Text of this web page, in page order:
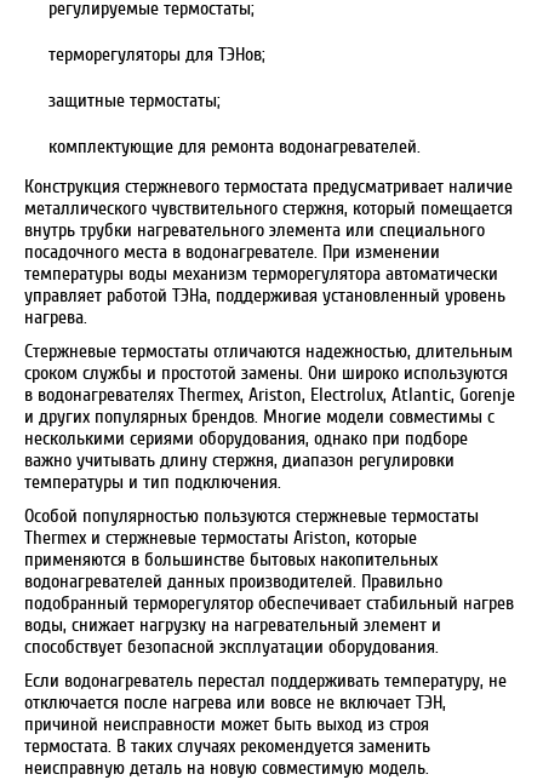
регулируемые термостаты;
терморегуляторы для ТЭНов;
защитные термостаты;
комплектующие для ремонта водонагревателей.
Конструкция стержневого термостата предусматривает наличие
металлического чувствительного стержня, который помещается
внутрь трубки нагревательного элемента или специального
посадочного места в водонагревателе. При изменении
температуры воды механизм терморегулятора автоматически
управляет работой ТЭНа, поддерживая установленный уровень
нагрева.
Стержневые термостаты отличаются надежностью, длительным
сроком службы и простотой замены. Они широко используются
в водонагревателях Thermex, Ariston, Electrolux, Atlantic, Gorenje
и других популярных брендов. Многие модели совместимы с
несколькими сериями оборудования, однако при подборе
важно учитывать длину стержня, диапазон регулировки
температуры и тип подключения.
Особой популярностью пользуются стержневые термостаты
Thermex и стержневые термостаты Ariston, которые
применяются в большинстве бытовых накопительных
водонагревателей данных производителей. Правильно
подобранный терморегулятор обеспечивает стабильный нагрев
воды, снижает нагрузку на нагревательный элемент и
способствует безопасной эксплуатации оборудования.
Если водонагреватель перестал поддерживать температуру, не
отключается после нагрева или вовсе не включает ТЭН,
причиной неисправности может быть выход из строя
термостата. В таких случаях рекомендуется заменить
неисправную деталь на новую совместимую модель.